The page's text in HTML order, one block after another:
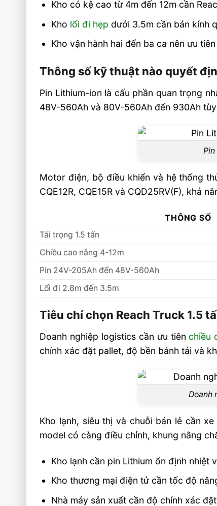
Kho có kệ cao từ 4m đến 12m cần
Kho lối đi hẹp dưới 3.5m cần bán kính
Kho vận hành hai đến ba ca nên ưu
Thông số kỹ thuật nào quyết
Pin Lithium-ion là cấu phần quan trọng
48V-560Ah và 80V-560Ah đến 930Ah
Motor điện, bộ điều khiển và hệ thống
CQE12R, CQE15R và CQD25RV(F), khả
THÔNG SỐ
Tải trọng 1.5 tấn
Chiều cao nâng 4-12m
Pin 24V-205Ah đến 48V-560Ah
Lối đi 2.8m đến 3.5m
Tiêu chí chọn Reach Truck 1.5
Doanh nghiệp logistics cần ưu tiênchiều
chính xác đặt pallet, độ bền bánh tải và
Doanh
Kho lạnh, siêu thị và chuỗi bán lẻ cần
model có càng điều chỉnh, khung nâng
Kho lạnh cần pin Lithium ổn định nhiệt
Kho thương mại điện tử cần tốc độ
Nhà máy sản xuất cần độ chính xác